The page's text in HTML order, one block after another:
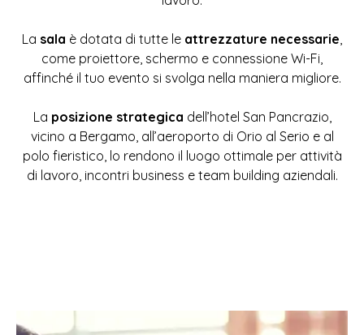
La sala è dotata di tutte le attrezzature necessarie,
come proiettore, schermo e connessione Wi-Fi,
affinché il tuo evento si svolga nella maniera migliore.
La posizione strategica dell’hotel San Pancrazio,
vicino a Bergamo, all’aeroporto di Orio al Serio e al
polo fieristico, lo rendono il luogo ottimale per attività
di lavoro, incontri business e team building aziendali.